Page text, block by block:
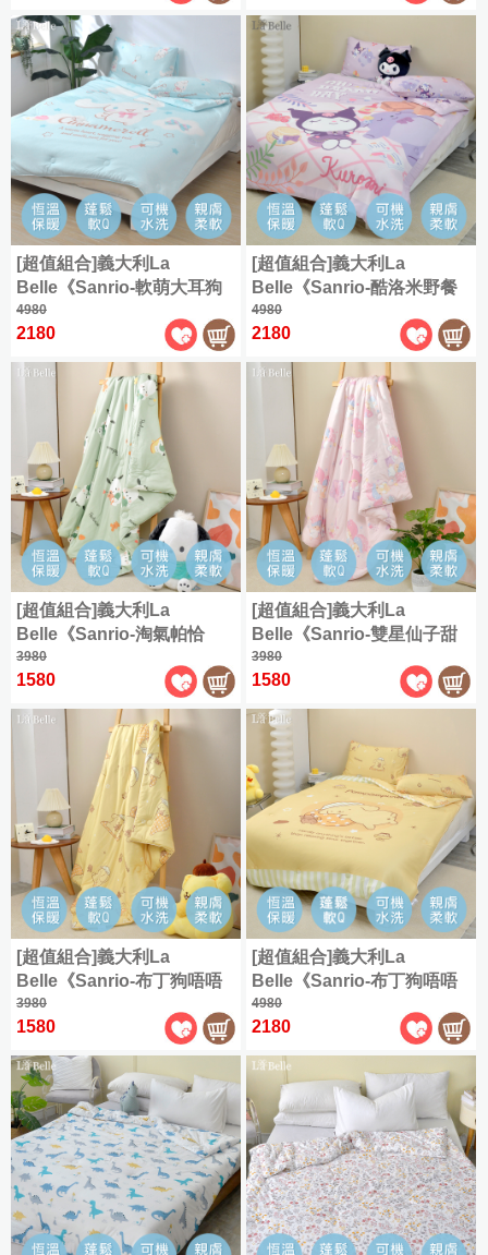
墊
最
低
78
折
OUTLET
出
清
|
最
低
3
折
起
涼
感
商
品
6
折
起，
任
2
件
折
ICECOOL
包
9
折
|
此
分
類
全
寸
商
品
|
單
(105x186cm)
(150x186cm)
大
(180x186cm)
特
大
(180x210cm)
精
梳
被
套
精
梳
棉
兩
用
被
套
涼
感/
海
島
棉
床
包
枕
套
組
ICECOOL
床
他
熱
銷
涼
感
床
包
組
乳
膠
墊
海
島
棉
床
包
枕
套
組
600
織
長
絨
1000
織
匹
馬
棉
|
兩
用
被
床
組
絲
|
兩
用
被
床
包
組
織
絲
全
尺
寸
商
品
|
800
織
天
絲
|
兩
用
被
床
包
組
機
能
枕
兒
枕
配
件
|
枕
套、
增
綿
冰
沁
涼
涼
|
泡
泡
涼
感
棉
天
絲
|
莫
黛
爾
涼
童
涼
被
四
季
被
雙
層
紗
系
列
365
天
懶
懶
被
羽
絨
被
羊
毛
|
蠶
絲
被
|
原
石
墨
烯
被
|
發
熱
機
能
水
洗
冬
被
暖
暖
被
保
暖
毛
毯
童
毛
毯
專
區
全
部
商
品
兒
童
涼
被
枕
兒
童
枕
套
兒
童
保
潔
墊
(150x186cm)
加
保
潔
墊
(180x186cm)
特
大
(180x210cm)
枕
套
|
枕
巾
入)
土
|
一
般
地
墊
方
巾
|
毛
巾
|
偶
頸
枕
|
購
袋
|
感
墊
|
坐
墊
|
床
墊
純
棉/
海
島
棉
枕
天
絲
枕
套
眠
綿
冰
涼
感
枕
套
兒
蒂
雙
星
仙
子
耳
狗
喜
拿
/
帕
人
魚
漢
頓
Washed
cotton
匹
馬
棉
✿
Supima
cotton
天
絲
✿
Tencel
貢
✿
Satin
芙
絨
✿
Flannel
緹
花
|
天
竹
緹
Jacquard
花
雪
雕
✿
3D
Flannel
King
特
包
雙
人
被
國
Abelia
們
常
問
客
服
資
訊
門
市
資
市
資
訊
全
台
特
賣
會
資
訊
衣袋
量洗衣袋1入
[超值組合]義大利La
Belle《Sanrio-軟萌大耳狗
喜拿》海島針織防蟎抗菌暖
暖被150*195CM+大容量洗
衣袋1入
4980
2180
[超值組合]義大利La
Belle《Sanrio-酷洛米野餐
趣》海島針織防蟎抗菌暖暖
被150*195CM+大容量洗衣
袋
4980
2180
[超值組合]義大利La
Belle《Sanrio-淘氣帕恰
狗》海島針織兒童防蟎抗菌
暖暖被105*135CM+大容量
洗衣袋
3980
1580
[超值組合]義大利La
Belle《Sanrio-雙星仙子甜
美夢境》海島針織兒童防蟎
抗菌暖暖被105*135CM+大
容量洗衣袋
3980
1580
[超值組合]義大利La
Belle《Sanrio-布丁狗唔唔
睏zZ》海島針織兒童防蟎抗
菌暖暖被105*135CM+大容
量洗衣袋
3980
1580
[超值組合]義大利La
Belle《Sanrio-布丁狗唔唔
睏zZ》海島針織防蟎抗菌暖
暖被150*195CM+大容量洗
衣袋
4980
2180